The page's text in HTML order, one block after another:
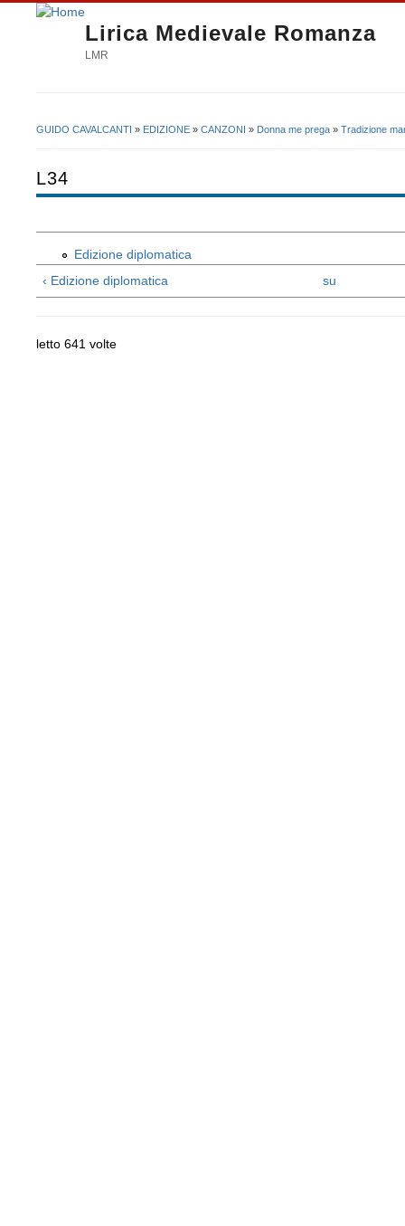
Lirica Medievale Romanza
LMR
GUIDO CAVALCANTI » EDIZIONE » CANZONI » Donna me prega » Tradizione
L34
Edizione diplomatica
‹ Edizione diplomatica
su
letto 641 volte